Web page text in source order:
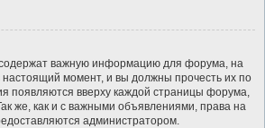
важную информацию для форума, на
настоящий момент, и вы должны прочесть их по
появляются вверху каждой страницы форума,
же, как и с важными объявлениями, права на
администратором.